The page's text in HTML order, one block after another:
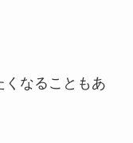
くなることもあ